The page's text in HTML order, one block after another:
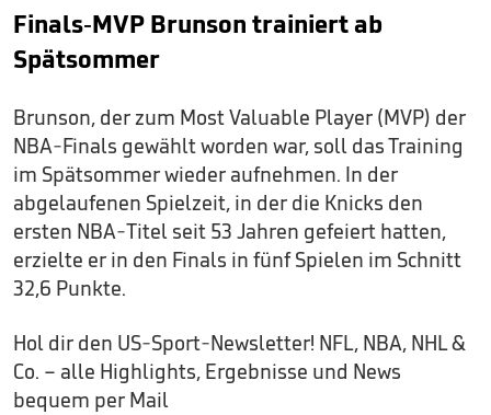
Finals-MVP Brunson trainiert ab
Spätsommer
Brunson, der zum Most Valuable Player (MVP) der
NBA-Finals gewählt worden war, soll das Training
im Spätsommer wieder aufnehmen. In der
abgelaufenen Spielzeit, in der die Knicks den
ersten NBA-Titel seit 53 Jahren gefeiert hatten,
erzielte er in den Finals in fünf Spielen im Schnitt
32,6 Punkte.
Hol dir den US-Sport-Newsletter! NFL, NBA, NHL &
Co. – alle Highlights, Ergebnisse und News
bequem per Mail